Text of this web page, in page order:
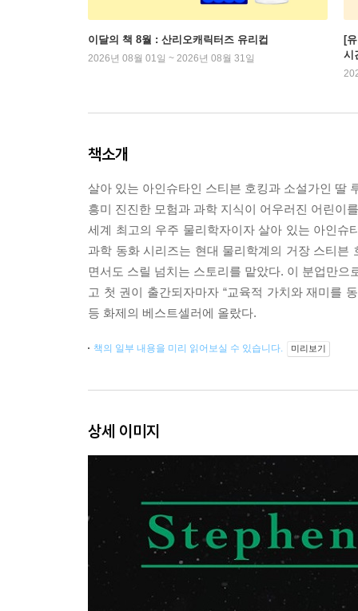
이달의 책 8월 : 산리오캐릭터즈 유리컵
2026년 08월 01일 ~ 2026년 08월 31일
[
시
책소개
살아 있는 아인슈타인 스티븐 호킹과 소설가인 딸
흥미 진진한 모험과 과학 지식이 어우러진 어린이
세계 최고의 우주 물리학자이자 살아 있는 아인슈
과학 동화 시리즈는 현대 물리학계의 거장 스티
면서도 스릴 넘치는 스토리를 맡았다. 이 분업만
고 첫 권이 출간되자마자 “교육적 가치와 재미를
등 화제의 베스트셀러에 올랐다.
책의 일부 내용을 미리 읽어보실 수 있습니다. 미리보기
상세 이미지